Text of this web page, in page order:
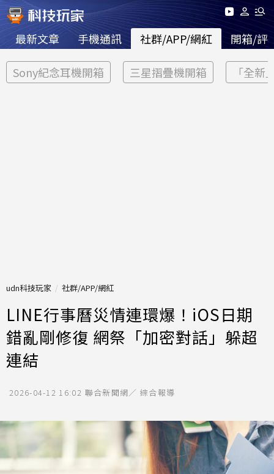
最新文章 手機通訊 社群/APP/網紅 開箱/評
Sony紀念耳機開箱 三星摺疊機開箱 「全新
udn科技玩家 社群/APP/網紅
LINE行事曆災情連環爆！iOS日期
錯亂剛修復 網祭「加密對話」躲超
連結
2026-04-12 16:02 聯合新聞網／ 綜合報導